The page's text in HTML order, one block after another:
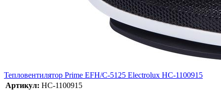
Тепловентилятор Prime EFH/C-5125 Electrolux НС-1100915
Артикул: НС-1100915